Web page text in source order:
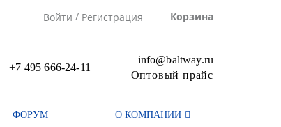
Войти / Регистрация Корзина
+7 495 666-24-11
info@baltway.ru
Оптовый прайс
ФОРУМ О КОМПАНИИ